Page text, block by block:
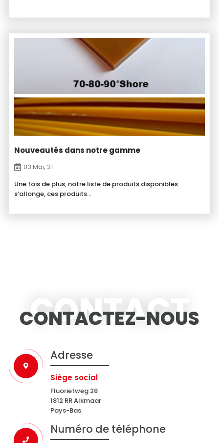
Nouveautés dans notre gamme
03 Mai, 21
Une fois de plus, notre liste de produits disponibles
s’allonge, ces produits...
CONTACTEZ-NOUS
CONTACT
Adresse
Siège social
Fluorietweg 28
1812 RR Alkmaar
Pays-Bas
Numéro de téléphone